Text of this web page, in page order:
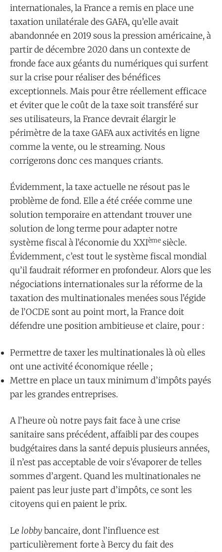
internationales, la France a remis en place une
taxation unilatérale des GAFA, qu’elle avait
abandonnée en 2019 sous la pression américaine, à
partir de décembre 2020 dans un contexte de
fronde face aux géants du numériques qui surfent
sur la crise pour réaliser des bénéfices
exceptionnels. Mais pour être réellement efficace
et éviter que le coût de la taxe soit transféré sur
ses utilisateurs, la France devrait élargir le
périmètre de la taxe GAFA aux activités en ligne
comme la vente, ou le streaming. Nous
corrigerons donc ces manques criants.
Évidemment, la taxe actuelle ne résout pas le
problème de fond. Elle a été créée comme une
solution temporaire en attendant trouver une
solution de long terme pour adapter notre
système fiscal à l’économie du XXIème siècle.
Évidemment, c’est tout le système fiscal mondial
qu’il faudrait réformer en profondeur. Alors que les
négociations internationales sur la réforme de la
taxation des multinationales menées sous l’égide
de l’OCDE sont au point mort, la France doit
défendre une position ambitieuse et claire, pour :
Permettre de taxer les multinationales là où elles
ont une activité économique réelle ;
Mettre en place un taux minimum d’impôts payés
par les grandes entreprises.
A l’heure où notre pays fait face à une crise
sanitaire sans précédent, affaibli par des coupes
budgétaires dans la santé depuis plusieurs années,
il n’est pas acceptable de voir s’évaporer de telles
sommes d’argent. Quand les multinationales ne
paient pas leur juste part d’impôts, ce sont les
citoyens qui en paient le prix.
Le lobbybancaire, dont l’influence est
particulièrement forte à Bercy du fait des